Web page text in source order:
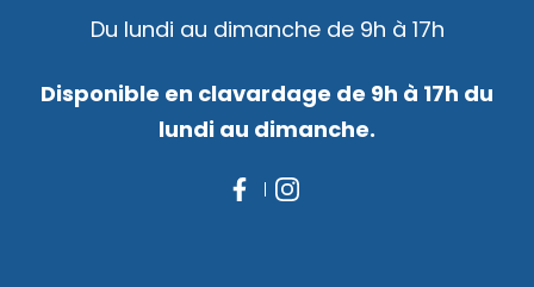
Du lundi au dimanche de 9h à 17h
Disponible en clavardage de 9h à 17h du
lundi au dimanche.